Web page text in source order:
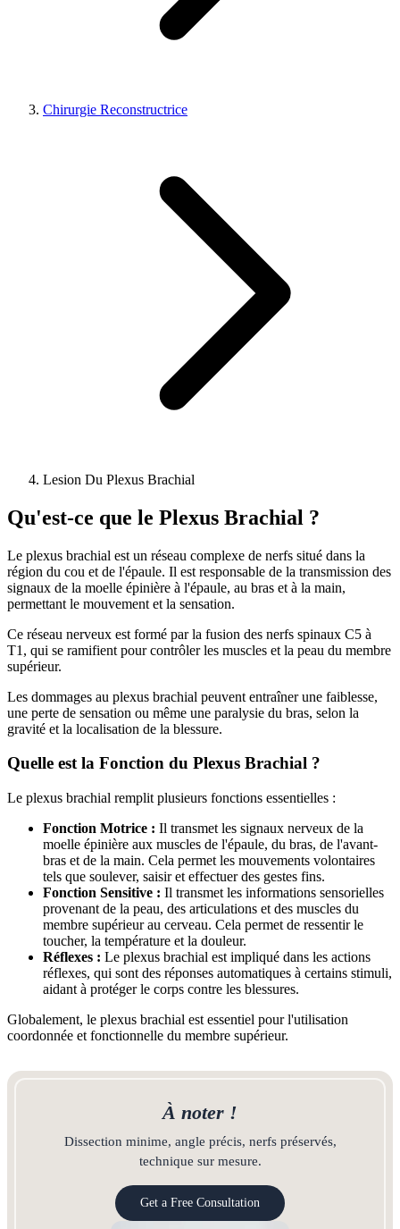
Chirurgie Reconstructrice
Lesion Du Plexus Brachial
Qu'est-ce que le Plexus Brachial ?
Le plexus brachial est un réseau complexe de nerfs situé dans la
région du cou et de l'épaule. Il est responsable de la transmission des
signaux de la moelle épinière à l'épaule, au bras et à la main,
permettant le mouvement et la sensation.
Ce réseau nerveux est formé par la fusion des nerfs spinaux C5 à
T1, qui se ramifient pour contrôler les muscles et la peau du membre
supérieur.
Les dommages au plexus brachial peuvent entraîner une faiblesse,
une perte de sensation ou même une paralysie du bras, selon la
gravité et la localisation de la blessure.
Quelle est la Fonction du Plexus Brachial ?
Le plexus brachial remplit plusieurs fonctions essentielles :
Fonction Motrice : Il transmet les signaux nerveux de la
moelle épinière aux muscles de l'épaule, du bras, de l'avant-
bras et de la main. Cela permet les mouvements volontaires
tels que soulever, saisir et effectuer des gestes fins.
Fonction Sensitive : Il transmet les informations sensorielles
provenant de la peau, des articulations et des muscles du
membre supérieur au cerveau. Cela permet de ressentir le
toucher, la température et la douleur.
Réflexes : Le plexus brachial est impliqué dans les actions
réflexes, qui sont des réponses automatiques à certains stimuli,
aidant à protéger le corps contre les blessures.
Globalement, le plexus brachial est essentiel pour l'utilisation
coordonnée et fonctionnelle du membre supérieur.
À noter !
Dissection minime, angle précis, nerfs préservés,
technique sur mesure.
Get a Free Consultation